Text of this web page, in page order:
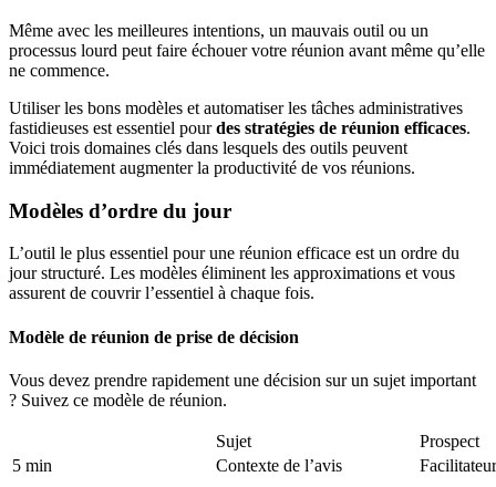
Même avec les meilleures intentions, un mauvais outil ou un
processus lourd peut faire échouer votre réunion avant même qu’elle
ne commence.
Utiliser les bons modèles et automatiser les tâches administratives
fastidieuses est essentiel pourdes stratégies de réunion efficaces.
Voici trois domaines clés dans lesquels des outils peuvent
immédiatement augmenter la productivité de vos réunions.
Modèles d’ordre du jour
L’outil le plus essentiel pour une réunion efficace est un ordre du
jour structuré. Les modèles éliminent les approximations et vous
assurent de couvrir l’essentiel à chaque fois.
Modèle de réunion de prise de décision
Vous devez prendre rapidement une décision sur un sujet important
? Suivez ce modèle de réunion.
Sujet
Prospect
5 min
Contexte de l’avis Facilitateur